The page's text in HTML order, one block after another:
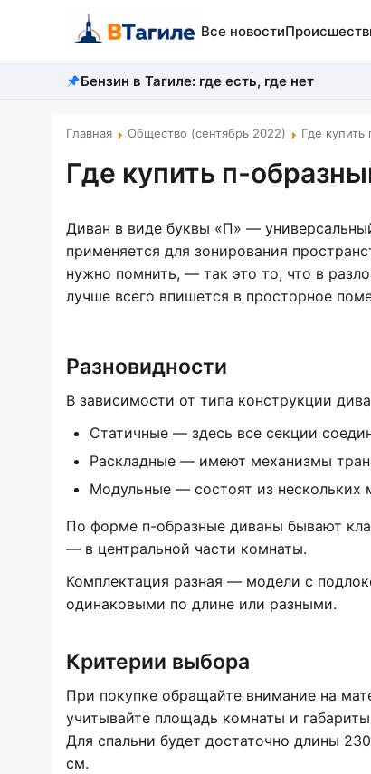
Все новости
Бензин в Тагиле: где есть, где нет
Главная Общество (сентябрь 2022) Где
Где купить п-
Диван в виде буквы «П» —
применяется для зонирования
нужно помнить, — так это то, что в
лучше всего впишется в просторное
Разновидности
В зависимости от типа конструкции
Статичные — здесь все секции
Раскладные — имеют механизмы
Модульные — состоят из нескольких
По форме п-образные диваны бывают
— в центральной части комнаты.
Комплектация разная — модели с
одинаковыми по длине или разными.
Критерии выбора
При покупке обращайте внимание на
учитывайте площадь комнаты и
Для спальни будет достаточно длины
см.